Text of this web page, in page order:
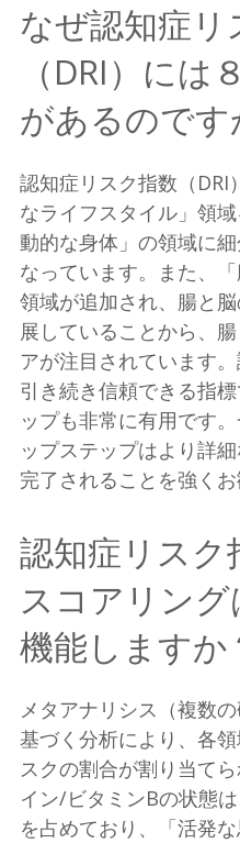
なぜ認知症リ
（DRI）には
があるのです
認知症リスク指数（DRI
なライフスタイル」領
動的な身体」の領域に
なっています。また、
領域が追加され、腸と
展していることから、
アが注目されています
引き続き信頼できる指
ップも非常に有用です
ップステップはより詳
完了されることを強くお
認知症リスク
スコアリン
機能しますか
メタアナリシス（複数
基づく分析により、各
スクの割合が割り当て
イン/ビタミンBの状態
を占めており、「活発